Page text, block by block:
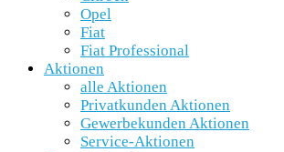
Opel
Fiat
Fiat Professional
Aktionen
alle Aktionen
Privatkunden Aktionen
Gewerbekunden Aktionen
Service-Aktionen